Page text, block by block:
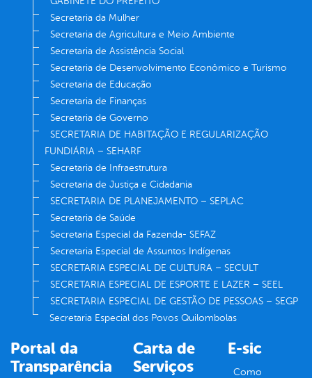
Secretaria da Mulher
Secretaria de Agricultura e Meio Ambiente
Secretaria de Assistência Social
Secretaria de Desenvolvimento Econômico e Turismo
Secretaria de Educação
Secretaria de Finanças
Secretaria de Governo
SECRETARIA DE HABITAÇÃO E REGULARIZAÇÃO
FUNDIÁRIA – SEHARF
Secretaria de Infraestrutura
Secretaria de Justiça e Cidadania
SECRETARIA DE PLANEJAMENTO – SEPLAC
Secretaria de Saúde
Secretaria Especial da Fazenda- SEFAZ
Secretaria Especial de Assuntos Indígenas
SECRETARIA ESPECIAL DE CULTURA – SECULT
SECRETARIA ESPECIAL DE ESPORTE E LAZER – SEEL
SECRETARIA ESPECIAL DE GESTÃO DE PESSOAS – SEGP
Secretaria Especial dos Povos Quilombolas
Portal da
Transparência
Carta de
Serviços
E-sic
Como